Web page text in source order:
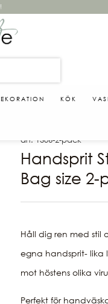
KÖK
art. 1306-2-pack
Handsprit
Bag size 2-
Håll dig ren med stil
egna handsprit- lika
mot höstens olika
Perfekt för